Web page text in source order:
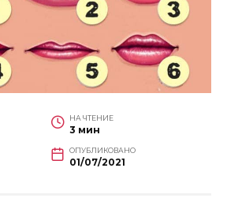
НА ЧТЕНИЕ
3 мин
ОПУБЛИКОВАНО
01/07/2021